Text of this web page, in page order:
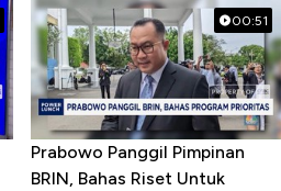
00:51
Prabowo Panggil Pimpinan
BRIN, Bahas Riset Untuk